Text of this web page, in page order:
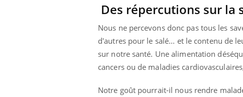
Des répercutions sur la
Nous ne percevons donc pas tous les
d'autres pour le salé... et le contenu de
sur notre santé. Une alimentation
cancers ou de maladies
Notre goût pourrait-il nous rendre